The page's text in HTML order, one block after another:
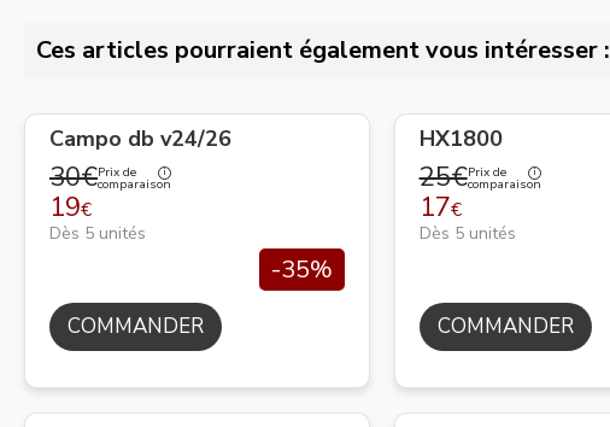
Ces articles pourraient également vous intéresser :
Campo db v24/26
30€Prix de
comparaison
19€
Dès 5 unités
-35%
COMMANDER
HX1800
25€Prix de
comparaison
17€
Dès 5 unités
COMMANDER